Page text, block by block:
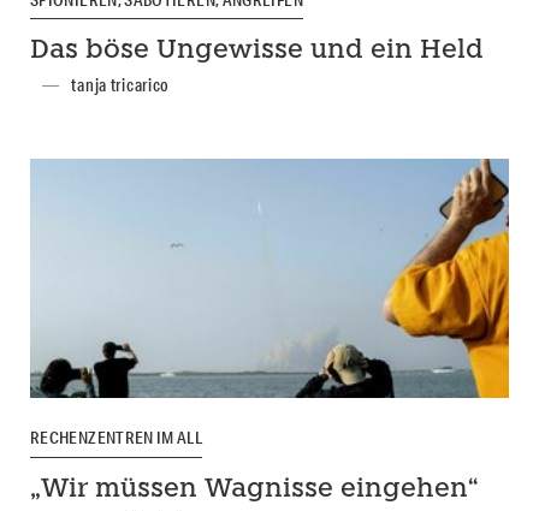
Das böse Ungewisse und ein Held
tanja tricarico
RECHENZENTREN IM ALL
„Wir müssen Wagnisse eingehen“